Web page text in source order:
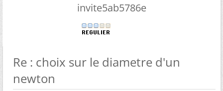
invite5ab5786e
Re : choix sur le diametre d'un
newton